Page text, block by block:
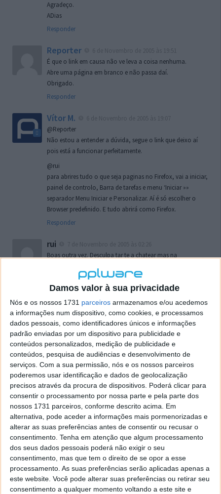
Damos valor à sua privacidade
Nós e os nossos 1731 parceiros armazenamos e/ou acedemos
a informações num dispositivo, como cookies, e processamos
dados pessoais, como identificadores únicos e informações
padrão enviadas por um dispositivo para publicidade e
conteúdos personalizados, medição de publicidade e
conteúdos, pesquisa de audiências e desenvolvimento de
serviços. Com a sua permissão, nós e os nossos parceiros
poderemos usar identificação e dados de geolocalização
precisos através da procura de dispositivos. Poderá clicar para
consentir o processamento por nossa parte e pela parte dos
nossos 1731 parceiros, conforme descrito acima. Em
alternativa, pode aceder a informações mais pormenorizadas e
alterar as suas preferências antes de consentir ou recusar o
consentimento. Tenha em atenção que algum processamento
dos seus dados pessoais poderá não exigir o seu
consentimento, mas que tem o direito de se opor a esse
processamento. As suas preferências serão aplicadas apenas a
este website. Você pode alterar suas preferências ou retirar seu
consentimento a qualquer momento voltando a este site e
Agradeço.
ADias
Responder
Reporter
É que o link em causa não ve leva a coisa nenhuma.
Abre uma página em branco e não passa daí.
Obrigado.
Responder
Vítor M.
@Reporter
Não estou a entender a dúvida, segue o link que deixo aí
pois está a funcionar perfeitamente.
@rui
para abrires tudo o que seja paginas no Firefox, vai a iniciar,
painel de controlo, Barra de tarefas e menu ‘Iniciar »»
separador Menu Iniciar e Personalizar. Aí é só escolher o
Browser predefinido. E tudo abrirá como Firefox.
Responder
rui
Boas outra vez. Desculpa tar te a chatear mas na
o firefox como browser predefenido
de control tudo e nada. Tou a comecar a desesperar, ate ja
tentei apagar o explorer na tentativa de forçar o uso do
firefox mas em vao. Kaso te lembres de outra dica fico
agradecido, caso contrario obrigado a mesma
Responder
Vítor M.
7 de Novembro de 2005 às 01:39
@Reporter
Desculpa mas o link funciona. Seja como for segue por mail
o MSn Messenger 8.
Responder
Vítor M.
7 de Novembro de 2005 às 11:21
@Rui
Tens de encontrar o que te falei. Faz da seguinte maneira,
janela iniciar e no topo dessa janela com o botão direito do
rato faz propriedades. Depois no separador Menu ‘Iniciar’
clica no botão ‘Personalizar’ aí encontrarás no separador
geral a opção para escolheres o Browser com que queres